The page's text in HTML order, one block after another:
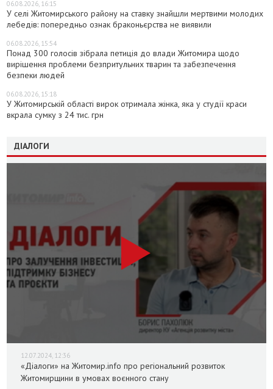
06.08.2026, 16:15
У селі Житомирського району на ставку знайшли мертвими молодих
лебедів: попередньо ознак браконьєрства не виявили
06.08.2026, 15:54
Понад 300 голосів зібрала петиція до влади Житомира щодо
вирішення проблеми безпритульних тварин та забезпечення
безпеки людей
06.08.2026, 15:18
У Житомирській області вирок отримала жінка, яка у студії краси
вкрала сумку з 24 тис. грн
ДІАЛОГИ
12.07.2024, 12:36
«Діалоги» на Житомир.info про регіональний розвиток
Житомирщини в умовах воєнного стану